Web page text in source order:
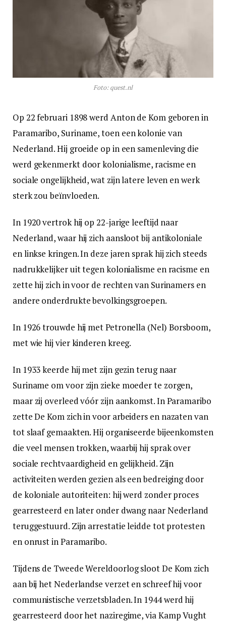
Foto: quest.nl
Op 22 februari 1898 werd Anton de Kom geboren in
Paramaribo, Suriname, toen een kolonie van
Nederland. Hij groeide op in een samenleving die
werd gekenmerkt door kolonialisme, racisme en
sociale ongelijkheid, wat zijn latere leven en werk
sterk zou beïnvloeden.
In 1920 vertrok hij op 22-jarige leeftijd naar
Nederland, waar hij zich aansloot bij antikoloniale
en linkse kringen. In deze jaren sprak hij zich steeds
nadrukkelijker uit tegen kolonialisme en racisme en
zette hij zich in voor de rechten van Surinamers en
andere onderdrukte bevolkingsgroepen.
In 1926 trouwde hij met Petronella (Nel) Borsboom,
met wie hij vier kinderen kreeg.
In 1933 keerde hij met zijn gezin terug naar
Suriname om voor zijn zieke moeder te zorgen,
maar zij overleed vóór zijn aankomst. In Paramaribo
zette De Kom zich in voor arbeiders en nazaten van
tot slaaf gemaakten. Hij organiseerde bijeenkomsten
die veel mensen trokken, waarbij hij sprak over
sociale rechtvaardigheid en gelijkheid. Zijn
activiteiten werden gezien als een bedreiging door
de koloniale autoriteiten: hij werd zonder proces
gearresteerd en later onder dwang naar Nederland
teruggestuurd. Zijn arrestatie leidde tot protesten
en onrust in Paramaribo.
Tijdens de Tweede Wereldoorlog sloot De Kom zich
aan bij het Nederlandse verzet en schreef hij voor
communistische verzetsbladen. In 1944 werd hij
gearresteerd door het naziregime, via Kamp Vught